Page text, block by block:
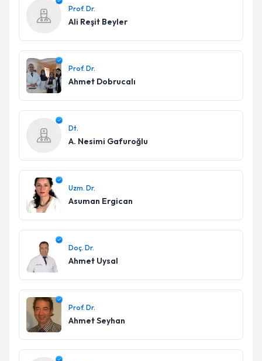
Prof. Dr.
Ali Reşit Beyler
Prof. Dr.
Ahmet Dobrucalı
Dt.
A. Nesimi Gafuroğlu
Uzm. Dr.
Asuman Ergican
Doç. Dr.
Ahmet Uysal
Prof. Dr.
Ahmet Seyhan